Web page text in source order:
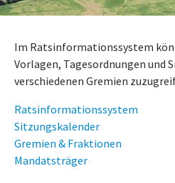
Im Ratsinformationssystem
Vorlagen, Tagesordnungen und
verschiedenen Gremien
Ratsinformationssystem
Sitzungskalender
Gremien & Fraktionen
Mandatsträger